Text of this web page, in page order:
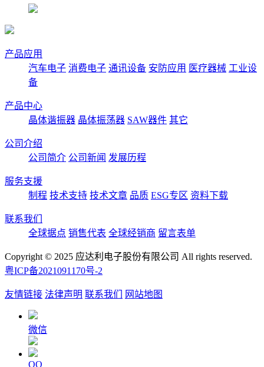
产品应用
汽车电子 消费电子 通讯设备 安防应用 医疗器械 工业设
备
产品中心
晶体谐振器 晶体振荡器 SAW器件 其它
公司介绍
公司简介 公司新闻 发展历程
服务支援
制程 技术支持 技术文章 品质 ESG专区 资料下载
联系我们
全球据点 销售代表 全球经销商 留言表单
Copyright © 2025 应达利电子股份有限公司 All rights reserved.
粤ICP备2021091170号-2
友情链接 法律声明 联系我们 网站地图
微信
QQ